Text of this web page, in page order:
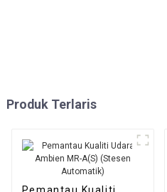
Produk Terlaris
Pemantau Kualiti